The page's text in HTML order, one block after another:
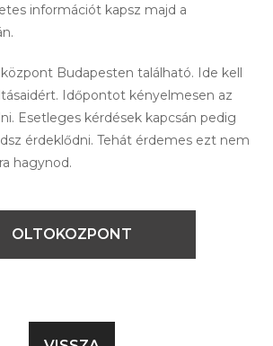
információt kapsz majd a
Budapesten található. Ide kell
Időpontot kényelmesen az
Esetleges kérdések kapcsán pedig
érdeklődni. Tehát érdemes ezt nem
hagynod.
OLTOKOZPONT